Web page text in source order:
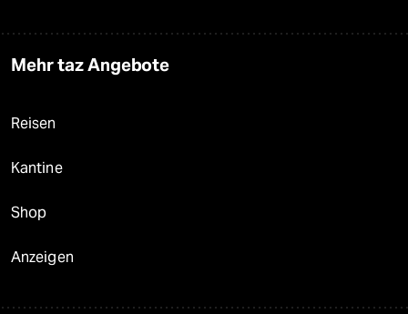
Mehr taz Angebote
Reisen
Kantine
Shop
Anzeigen